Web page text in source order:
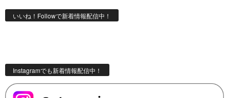
いいね！Followで新着情報配信中！
Instagramでも新着情報配信中！